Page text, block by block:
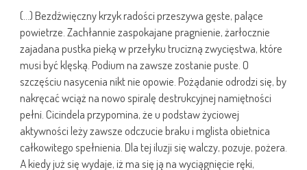
(…) Bezdźwięczny krzyk radości przeszywa gęste, palące
powietrze. Zachłannie zaspokajane pragnienie, żarłocznie
zajadana pustka pieką w przełyku trucizną zwycięstwa, które
musi być klęską. Podium na zawsze zostanie puste. O
szczęściu nasycenia nikt nie opowie. Pożądanie odrodzi się, by
nakręcać wciąż na nowo spiralę destrukcyjnej namiętności
pełni. Cicindela przypomina, że u podstaw życiowej
aktywności leży zawsze odczucie braku i mglista obietnica
całkowitego spełnienia. Dla tej iluzji się walczy, pozuje, pożera.
A kiedy już się wydaje, iż ma się ją na wyciągnięcie ręki,